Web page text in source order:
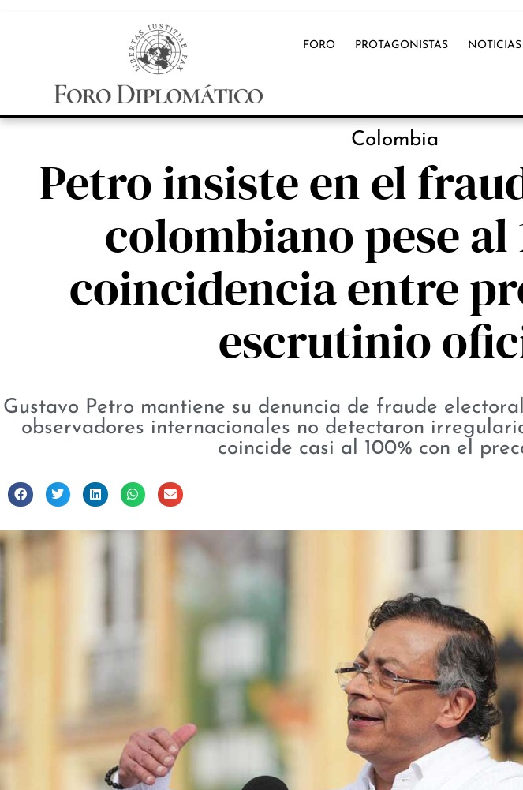
FORO PROTAGONISTAS NOTICIAS
Colombia
Petro insiste en el
colombiano pese al
coincidencia entre
escrutinio
Gustavo Petro mantiene su denuncia de fraude
observadores internacionales no detectaron
coincide casi al 100% con el